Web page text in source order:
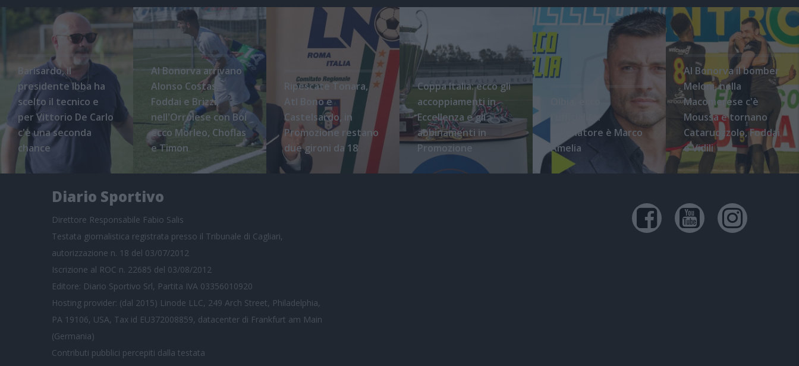
Barisardo, il
presidente Ibba ha
scelto il tecnico e
per Vittorio De Carlo
c'è una seconda
chance
Al Bonorva arrivano
Alonso Costas,
Foddai e Brizzi,
nell'Orrolese con Boi
ecco Morleo, Choflas
e Timon
Ripescate Tonara,
Atl Bono e
Castelsardo, in
Promozione restano
due gironi da 18
Coppa Italia: ecco gli
accoppiamenti in
Eccellenza e gli
abbinamenti in
Promozione
l'ufficialità:
l'allenatore è Marco
Amelia
Al Bonorva il bomber
Meloni, nella
Macomerese c'è
Moussa e tornano
Cataruozzolo, Foddai
e Vidili
Diario Sportivo
Direttore Responsabile Fabio Salis
Testata giornalistica registrata presso il Tribunale di Cagliari,
autorizzazione n. 18 del 03/07/2012
Iscrizione al ROC n. 22685 del 03/08/2012
Editore: Diario Sportivo Srl, Partita IVA 03356010920
Hosting provider: (dal 2015) Linode LLC, 249 Arch Street, Philadelphia,
PA 19106, USA, Tax id EU372008859, datacenter di Frankfurt am Main
(Germania)
Contributi pubblici percepiti dalla testata